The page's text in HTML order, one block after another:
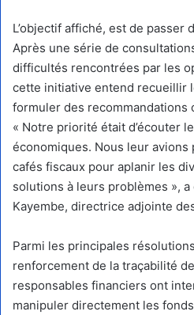
L’objectif affiché, est de passer
Après une série de
difficultés rencontrées par les
cette initiative entend recueillir
formuler des recommandations
« Notre priorité était d’écouter
économiques. Nous leur avions
cafés fiscaux pour aplanir les
solutions à leurs problèmes », a
Kayembe, directrice adjointe
Parmi les principales
renforcement de la traçabilité
responsables financiers ont
manipuler directement les